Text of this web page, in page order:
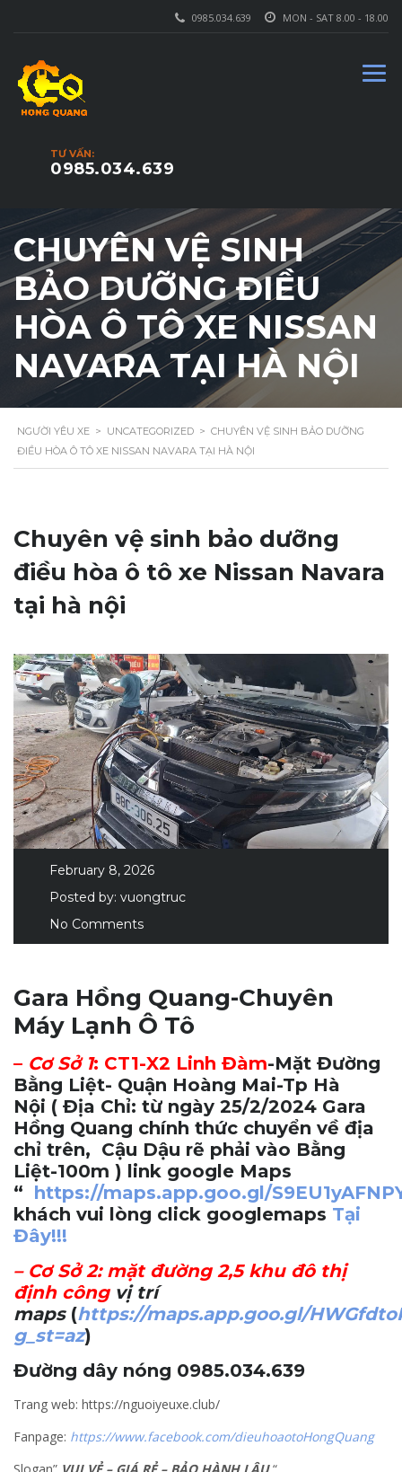
MON - SAT 8.00 - 18.00
0985.034.639
TƯ VẤN:
0985.034.639
CHUYÊN VỆ SINH
BẢO DƯỠNG ĐIỀU
HÒA Ô TÔ XE NISSAN
NAVARA TẠI HÀ NỘI
NGƯỜI YÊU XE > UNCATEGORIZED > CHUYÊN VỆ SINH BẢO DƯỠNG
ĐIỀU HÒA Ô TÔ XE NISSAN NAVARA TẠI HÀ NỘI
Chuyên vệ sinh bảo dưỡng
điều hòa ô tô xe Nissan Navara
tại hà nội
February 8, 2026
Posted by: vuongtruc
No Comments
Gara Hồng Quang-Chuyên
Máy Lạnh Ô Tô
– Cơ Sở 1: CT1-X2 Linh Đàm-Mặt Đường
Bằng Liệt- Quận Hoàng Mai-Tp Hà
Nội ( Địa Chỉ: từ ngày 25/2/2024 Gara
Hồng Quang chính thức chuyển về địa
chỉ trên, Cậu Dậu rẽ phải vào Bằng
Liệt-100m ) link google Maps
“ https://maps.app.goo.gl/
khách vui lòng click googlemaps Tại
Đây!!!
– Cơ Sở 2: mặt đường 2,5 khu đô thị
định côngvị trí
maps(https://maps.app.goo.gl/
g_st=az)
Đường dây nóng 0985.034.639
Trang web: https://nguoiyeuxe.club/
Fanpage: https://www.facebook.com/dieuhoaotoHongQuang